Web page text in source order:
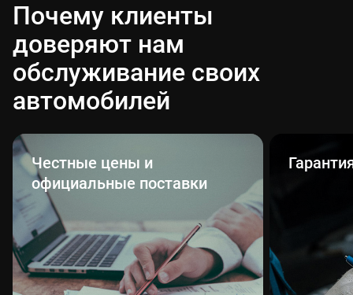
Почему клиенты
доверяют нам
обслуживание своих
автомобилей
Честные цены и
официальные поставки